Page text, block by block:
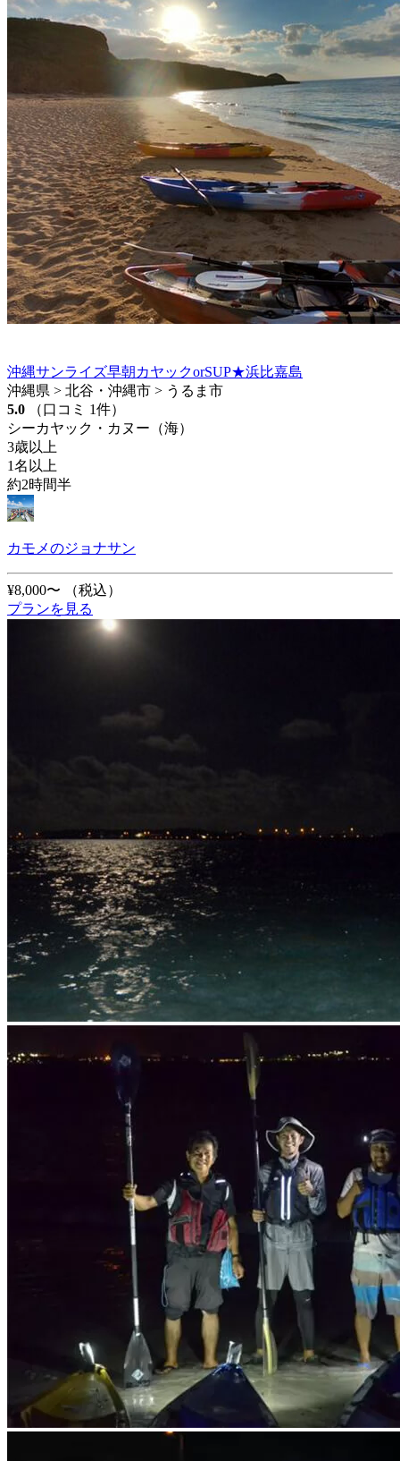
沖縄サンライズ早朝カヤックorSUP★浜比嘉島
沖縄県 > 北谷・沖縄市 > うるま市
5.0
（口コミ 1件）
シーカヤック・カヌー（海）
3歳以上
1名以上
約2時間半
カモメのジョナサン
¥8,000〜
（税込）
プランを見る